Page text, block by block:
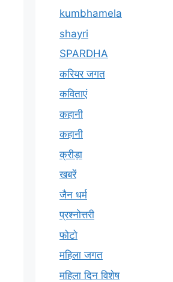
kumbhamela
shayri
SPARDHA
करियर जगत
कविताएं
कहानी
कहानी
क्रीड़ा
खबरें
जैन धर्म
प्रश्नोत्तरी
फोटो
महिला जगत
महिला दिन विशेष